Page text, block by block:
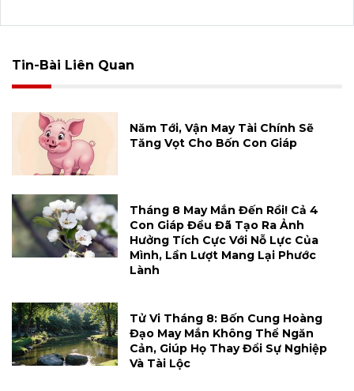
Tin-Bài Liên Quan
Năm Tới, Vận May Tài Chính Sẽ
Tăng Vọt Cho Bốn Con Giáp
Tháng 8 May Mắn Đến Rồi! Cả 4
Con Giáp Đều Đã Tạo Ra Ảnh
Hưởng Tích Cực Với Nỗ Lực Của
Mình, Lần Lượt Mang Lại Phước
Lành
Tử Vi Tháng 8: Bốn Cung Hoàng
Đạo May Mắn Không Thể Ngăn
Cản, Giúp Họ Thay Đổi Sự Nghiệp
Và Tài Lộc